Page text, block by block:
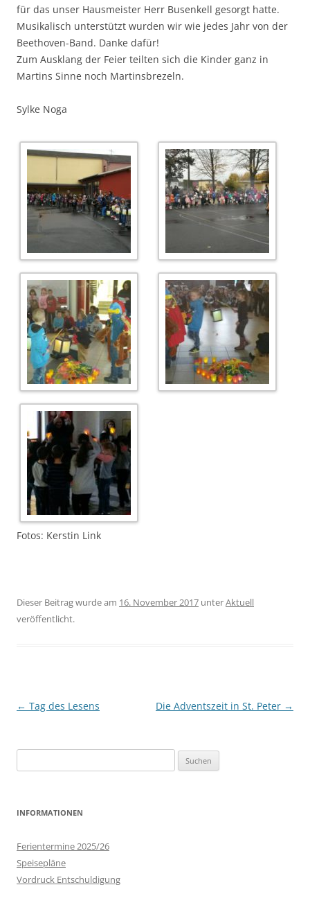
für das unser Hausmeister Herr Busenkell gesorgt hatte.
Musikalisch unterstützt wurden wir wie jedes Jahr von der
Beethoven-Band. Danke dafür!
Zum Ausklang der Feier teilten sich die Kinder ganz in
Martins Sinne noch Martinsbrezeln.
Sylke Noga
Fotos: Kerstin Link
Dieser Beitrag wurde am 16. November 2017 unterAktuell
veröffentlicht.
Beitrags-
← Tag des Lesens Die Adventszeit in St. Peter →
nach:
INFORMATIONEN
Ferientermine 2025/26
Speisepläne
Vordruck Entschuldigung